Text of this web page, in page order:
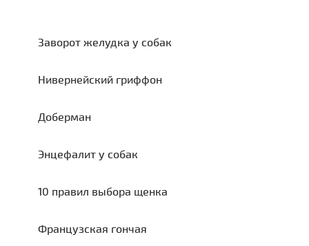
Заворот желудка у собак
Нивернейский гриффон
Доберман
Энцефалит у собак
10 правил выбора щенка
Французская гончая